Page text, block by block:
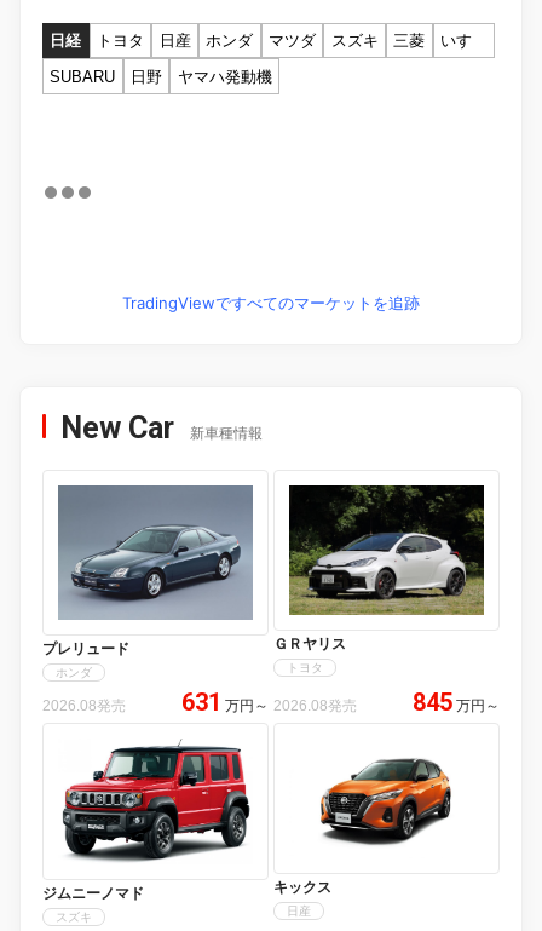
日経 トヨタ 日産 ホンダ マツダ スズキ 三菱
いすゞ
SUBARU
日野 ヤマハ発動機
TradingViewですべてのマーケットを追跡
New Car 新車種情報
プレリュード
ホンダ
2026.08発売 631 万円 ～
ＧＲヤリス
トヨタ
2026.08発売 845 万円 ～
ジムニーノマド
スズキ
キックス
日産